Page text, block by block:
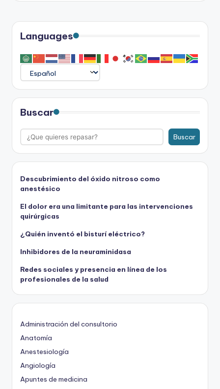
Languages
Buscar
Buscar
Descubrimiento del óxido nitroso como
anestésico
El dolor era una limitante para las intervenciones
quirúrgicas
¿Quién inventó el bisturí eléctrico?
Inhibidores de la neuraminidasa
Redes sociales y presencia en línea de los
profesionales de la salud
Administración del consultorio
Anatomía
Anestesiología
Angiología
Apuntes de medicina